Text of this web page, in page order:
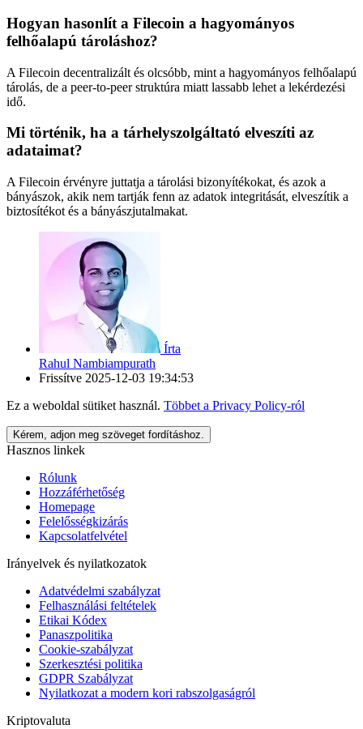
Hogyan hasonlít a Filecoin a hagyományos
felhőalapú tároláshoz?
A Filecoin decentralizált és olcsóbb, mint a hagyományos felhőalapú
tárolás, de a peer-to-peer struktúra miatt lassabb lehet a lekérdezési
idő.
Mi történik, ha a tárhelyszolgáltató elveszíti az
adataimat?
A Filecoin érvényre juttatja a tárolási bizonyítékokat, és azok a
bányászok, akik nem tartják fenn az adatok integritását, elveszítik a
biztosítékot és a bányászjutalmakat.
Írta
Rahul Nambiampurath
Frissítve 2025-12-03 19:34:53
Ez a weboldal sütiket használ. Többet a Privacy Policy-ról
Kérem, adjon meg szöveget fordításhoz.
Hasznos linkek
Rólunk
Hozzáférhetőség
Homepage
Felelősségkizárás
Kapcsolatfelvétel
Irányelvek és nyilatkozatok
Adatvédelmi szabályzat
Felhasználási feltételek
Etikai Kódex
Panaszpolitika
Cookie-szabályzat
Szerkesztési politika
GDPR Szabályzat
Nyilatkozat a modern kori rabszolgaságról
Kriptovaluta